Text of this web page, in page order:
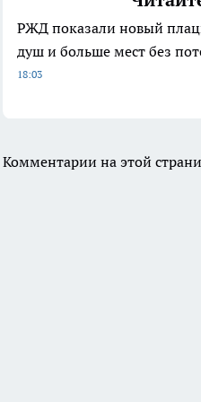
РЖД показали новый
душ и больше мест без
18:03
Комментарии на этой